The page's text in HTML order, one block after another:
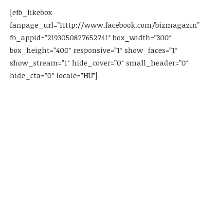
[efb_likebox
fanpage_url=”Http://www.facebook.com/bizmagazin”
fb_appid=”2193050827652741″ box_width=”300″
box_height=”400″ responsive=”1″ show_faces=”1″
show_stream=”1″ hide_cover=”0″ small_header=”0″
hide_cta=”0″ locale=”HU”]